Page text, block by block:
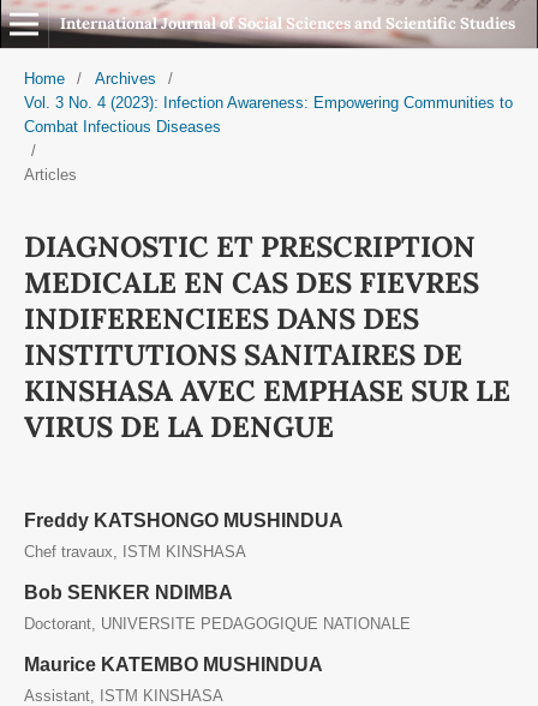
International Journal of Social Sciences and Scientific Studies
Home / Archives
/
Vol. 3 No. 4 (2023): Infection Awareness: Empowering Communities to
Combat Infectious Diseases
/
Articles
DIAGNOSTIC ET PRESCRIPTION
MEDICALE EN CAS DES FIEVRES
INDIFERENCIEES DANS DES
INSTITUTIONS SANITAIRES DE
KINSHASA AVEC EMPHASE SUR LE
VIRUS DE LA DENGUE
Freddy KATSHONGO MUSHINDUA
Chef travaux, ISTM KINSHASA
Bob SENKER NDIMBA
Doctorant, UNIVERSITE PEDAGOGIQUE NATIONALE
Maurice KATEMBO MUSHINDUA
Assistant, ISTM KINSHASA